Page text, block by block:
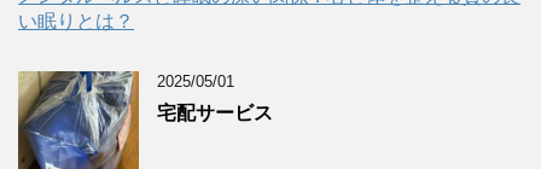
い眠りとは？
2025/05/01
宅配サービス